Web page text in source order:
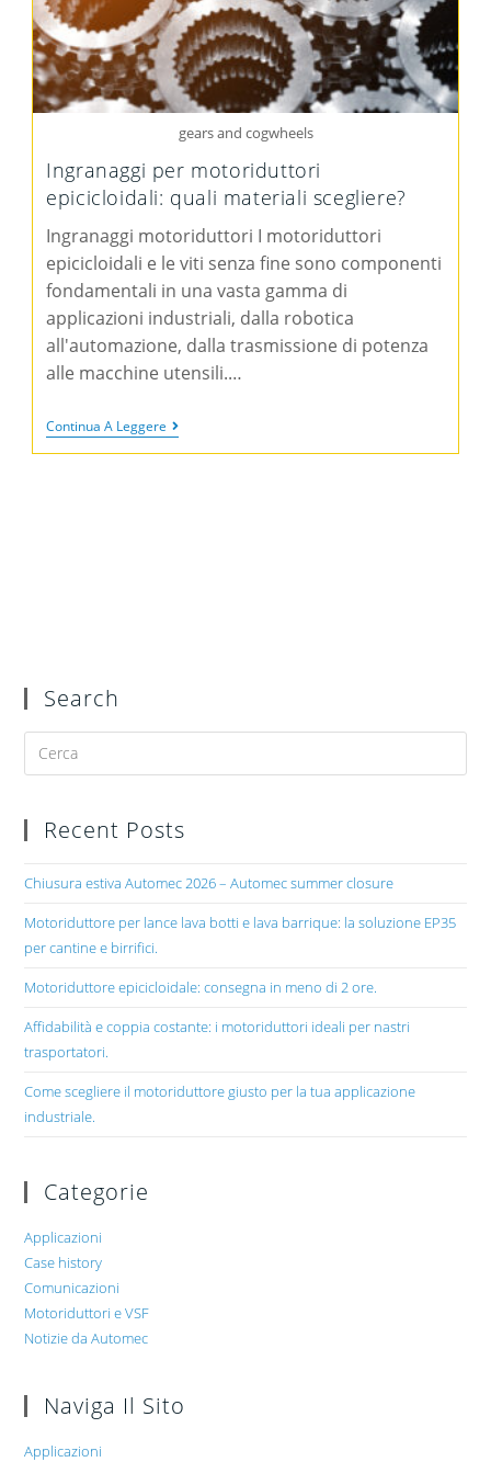
gears and cogwheels
Ingranaggi per motoriduttori
epicicloidali: quali materiali scegliere?
Ingranaggi motoriduttori I motoriduttori
epicicloidali e le viti senza fine sono componenti
fondamentali in una vasta gamma di
applicazioni industriali, dalla robotica
all'automazione, dalla trasmissione di potenza
alle macchine utensili.…
Continua A Leggere
Search
Recent Posts
Chiusura estiva Automec 2026 – Automec summer closure
Motoriduttore per lance lava botti e lava barrique: la soluzione EP35
per cantine e birrifici.
Motoriduttore epicicloidale: consegna in meno di 2 ore.
Affidabilità e coppia costante: i motoriduttori ideali per nastri
trasportatori.
Come scegliere il motoriduttore giusto per la tua applicazione
industriale.
Categorie
Applicazioni
Case history
Comunicazioni
Motoriduttori e VSF
Notizie da Automec
Naviga Il Sito
Applicazioni